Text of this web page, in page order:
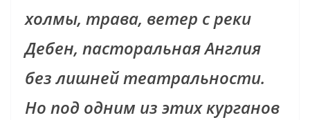
холмы, трава, ветер с реки
Дебен, пасторальная Англия
без лишней театральности.
Но под одним из этих курганов